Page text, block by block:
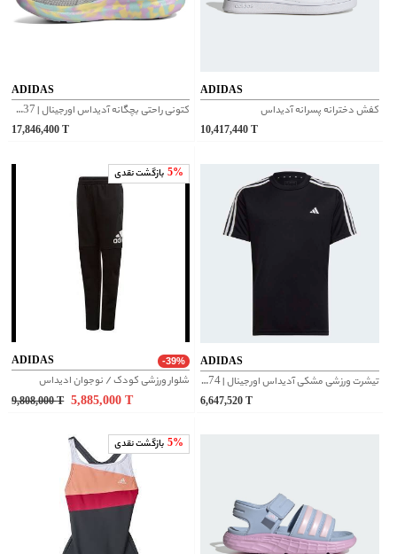
ADIDAS
کتونی راحتی بچگانه آدیداس اورجینال | IH7837
17,846,400
ADIDAS
کفش دخترانه پسرانه آدیداس
10,417,440
5% بازگشت نقدی
ADIDAS -39%
شلوار ورزشی کودک / نوجوان ادیداس
9,808,000 T 5,885,000
ADIDAS
تیشرت ورزشی مشکی آدیداس اورجینال | IC5674
6,647,520
5% بازگشت نقدی